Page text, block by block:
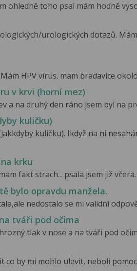
ohledně toho psal mám hodně
urologických dotazů.
HPV vírus. mam bradavice
v krvi (horní mez)
a na druhý den ráno jsem byl na
kuličku)
kuličku). Ikdyž na ni
krku
fakt strach... psala jsem již včera.
bylo opravdu manžela.
nedostalo se mi validni
tváři pod očima
tlak v nose a na tváři pod
co by mi mohlo ulevit, neboli